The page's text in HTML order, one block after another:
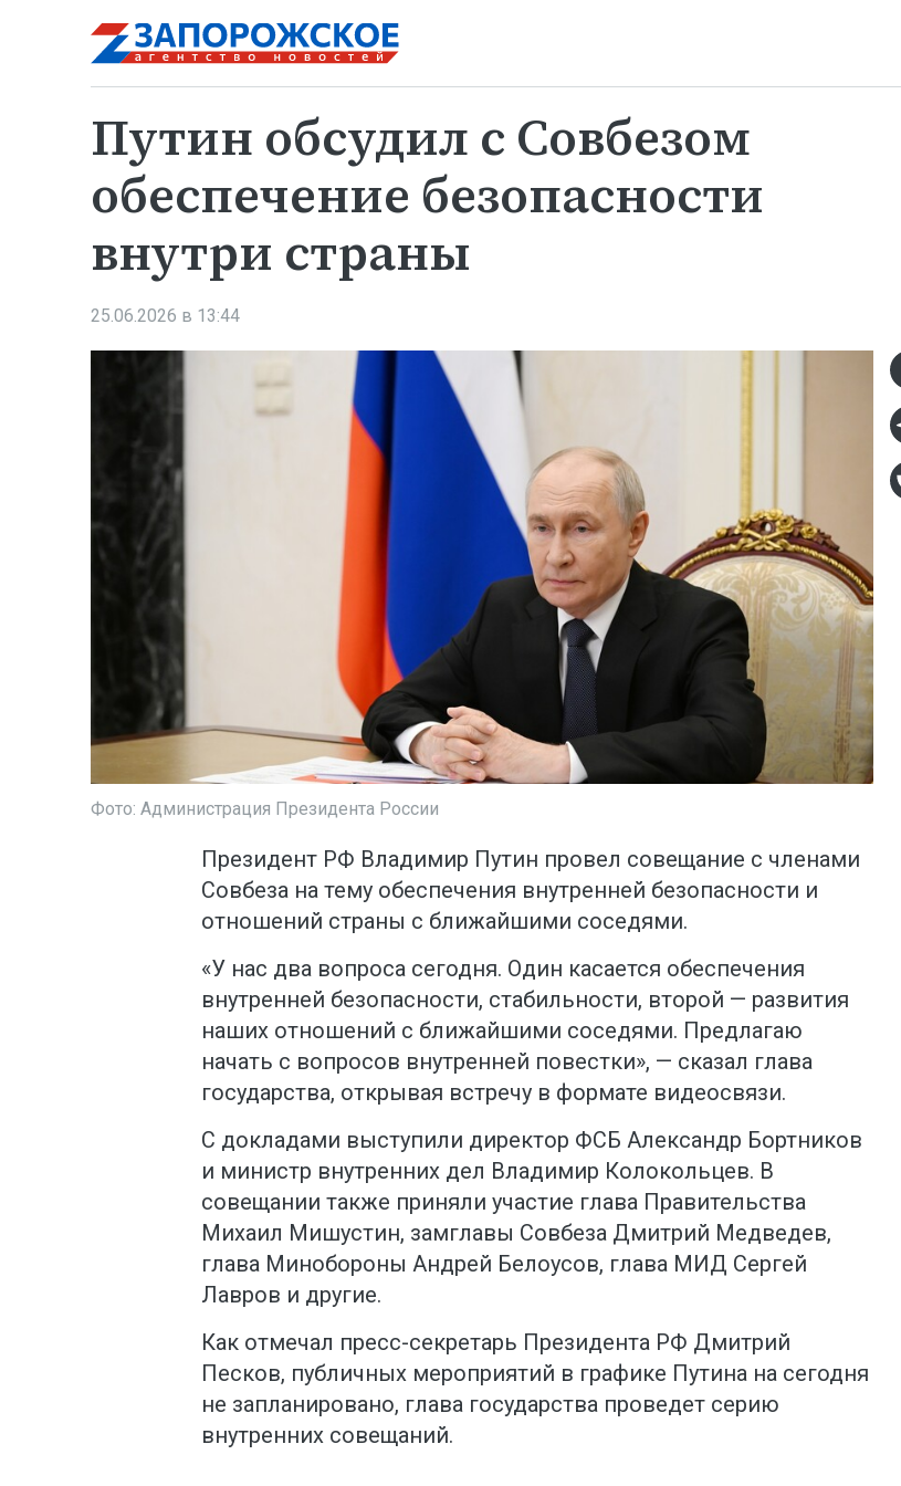
Путин обсудил с Совбезом
обеспечение безопасности
внутри страны
25.06.2026 в 13:44
Фото: Администрация Президента России
Президент РФ Владимир Путин провел совещание с членами
Совбеза на тему обеспечения внутренней безопасности и
отношений страны с ближайшими соседями.
«У нас два вопроса сегодня. Один касается обеспечения
внутренней безопасности, стабильности, второй — развития
наших отношений с ближайшими соседями. Предлагаю
начать с вопросов внутренней повестки», — сказал глава
государства, открывая встречу в формате видеосвязи.
С докладами выступили директор ФСБ Александр Бортников
и министр внутренних дел Владимир Колокольцев. В
совещании также приняли участие глава Правительства
Михаил Мишустин, замглавы Совбеза Дмитрий Медведев,
глава Минобороны Андрей Белоусов, глава МИД Сергей
Лавров и другие.
Как отмечал пресс-секретарь Президента РФ Дмитрий
Песков, публичных мероприятий в графике Путина на сегодня
не запланировано, глава государства проведет серию
внутренних совещаний.